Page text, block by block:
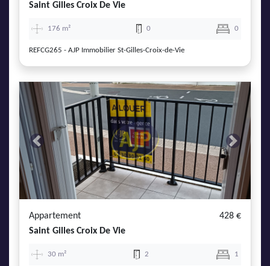
Saint Gilles Croix De Vie
176 m² 0 0
REFCG265 - AJP Immobilier St-Gilles-Croix-de-Vie
Previous Next
Appartement
428 €
Saint Gilles Croix De Vie
30 m² 2 1